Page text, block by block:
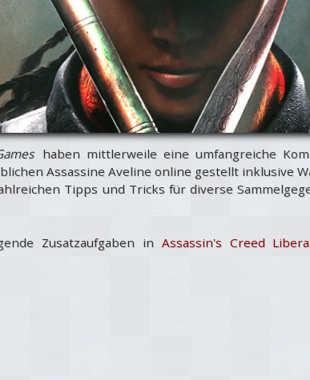
haben mittlerweile eine umfangreiche
Assassine Aveline online gestellt inklusive
Tipps und Tricks für diverse
Zusatzaufgaben in Assassin's Creed